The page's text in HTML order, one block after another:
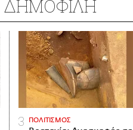
ΔΗΜΟΦΙΛΗ
ΠΟΛΙΤΙΣΜΟΣ